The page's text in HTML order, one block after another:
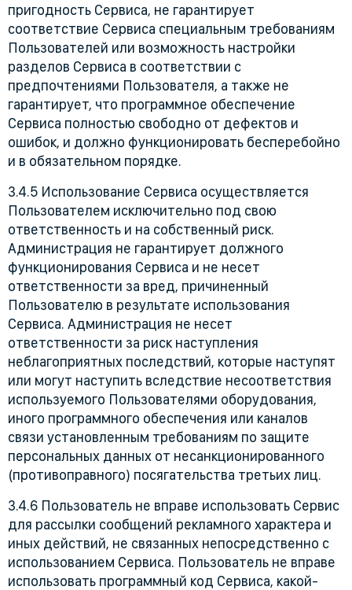
пригодность Сервиса, не гарантирует
соответствие Сервиса специальным требованиям
Пользователей или возможность настройки
разделов Сервиса в соответствии с
предпочтениями Пользователя, а также не
гарантирует, что программное обеспечение
Сервиса полностью свободно от дефектов и
ошибок, и должно функционировать бесперебойно
и в обязательном порядке.
3.4.5 Использование Сервиса осуществляется
Пользователем исключительно под свою
ответственность и на собственный риск.
Администрация не гарантирует должного
функционирования Сервиса и не несет
ответственности за вред, причиненный
Пользователю в результате использования
Сервиса. Администрация не несет
ответственности за риск наступления
неблагоприятных последствий, которые наступят
или могут наступить вследствие несоответствия
используемого Пользователями оборудования,
иного программного обеспечения или каналов
связи установленным требованиям по защите
персональных данных от несанкционированного
(противоправного) посягательства третьих лиц.
3.4.6 Пользователь не вправе использовать Сервис
для рассылки сообщений рекламного характера и
иных действий, не связанных непосредственно с
использованием Сервиса. Пользователь не вправе
использовать программный код Сервиса, какой-